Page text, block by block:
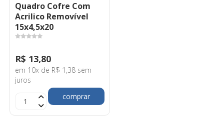
Quadro Cofre Com
Acrilico Removível
15x4,5x20
R$ 13,80
em 10x de R$ 1,38 sem
juros
comprar